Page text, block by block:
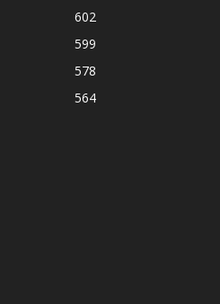
602
599
578
564